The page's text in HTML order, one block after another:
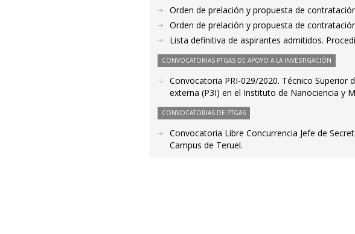
Orden de prelación y propuesta de
Orden de prelación y propuesta de
Lista definitiva de aspirantes admitidos.
CONVOCATORIAS PTGAS DE APOYO A LA INVESTIGACIÓN
Convocatoria PRI-029/2020. Técnico Superior
externa (P3I) en el Instituto de Nanociencia y
CONVOCATORIAS DE PTGAS
Convocatoria Libre Concurrencia Jefe de
Campus de Teruel.